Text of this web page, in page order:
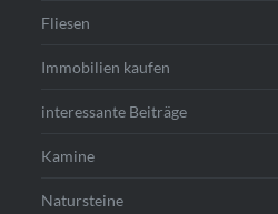
Fliesen
Immobilien kaufen
interessante Beiträge
Kamine
Natursteine